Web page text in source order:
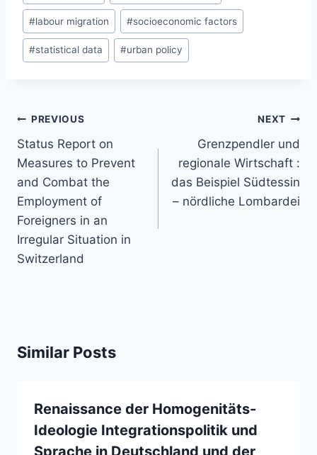
#labour migration #socioeconomic factors
#statistical data #urban policy
Post
navigation
PREVIOUS
Status Report on
Measures to Prevent
and Combat the
Employment of
Foreigners in an
Irregular Situation in
Switzerland
NEXT
Grenzpendler und
regionale Wirtschaft :
das Beispiel Südtessin
– nördliche Lombardei
Similar Posts
Renaissance der Homogenitäts-
Ideologie Integrationspolitik und
Sprache in Deutschland und der